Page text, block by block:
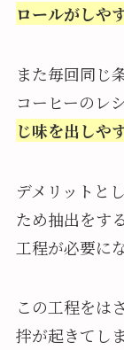
ロールがしや
また毎回同じ
コーヒーのレ
じ味を出しや
デメリットと
ため抽出をす
工程が必要に
この工程をは
拌が起きてし